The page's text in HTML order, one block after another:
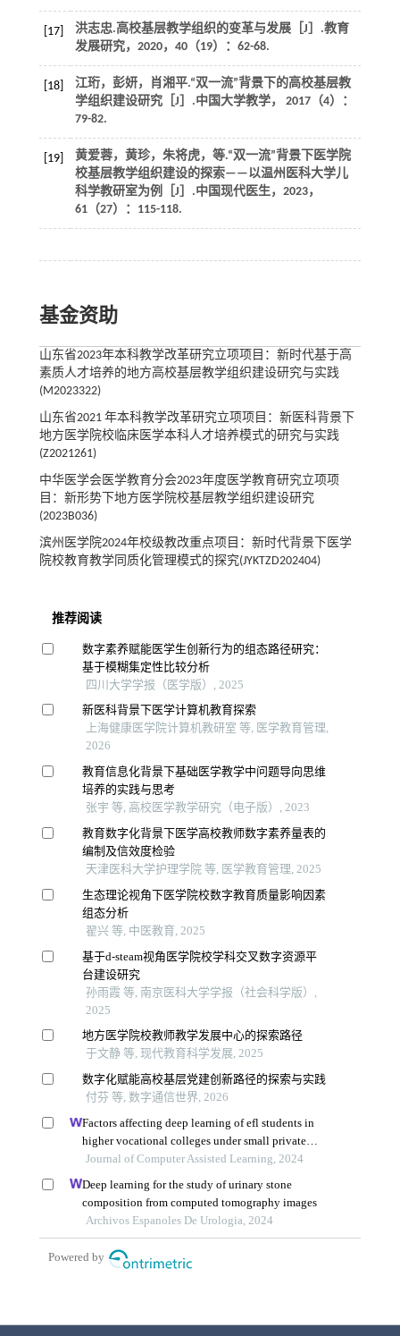
[17] 洪志忠.高校基层教学组织的变革与发展［J］.教育
发展研究， 2020， 40（19）：62-68.
[18]
江珩，彭妍，肖湘平.“双一流”背景下的高校基层教
学组织建设研究［J］.中国大学教学， 2017（4）：
79-82.
[19] 黄爱蓉，黄珍，朱将虎， 等.“双一流”背景下医学院
校基层教学组织建设的探索——以温州医科大学儿
科学教研室为例［J］.中国现代医生， 2023，
61（27）：115-118.
基金资助
山东省2023年本科教学改革研究立项项目：新时代基于高
素质人才培养的地方高校基层教学组织建设研究与实践
(M2023322)
山东省2021 年本科教学改革研究立项项目：新医科背景下
地方医学院校临床医学本科人才培养模式的研究与实践
(Z2021261)
中华医学会医学教育分会2023年度医学教育研究立项项
目：新形势下地方医学院校基层教学组织建设研究
(2023B036)
滨州医学院2024年校级教改重点项目：新时代背景下医学
院校教育教学同质化管理模式的探究(JYKTZD202404)